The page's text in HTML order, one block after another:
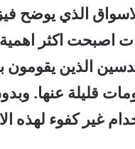
الذي يوضح
اصبحت اكثر
الذين
قليلة عنها.
غير كفوء لهذه